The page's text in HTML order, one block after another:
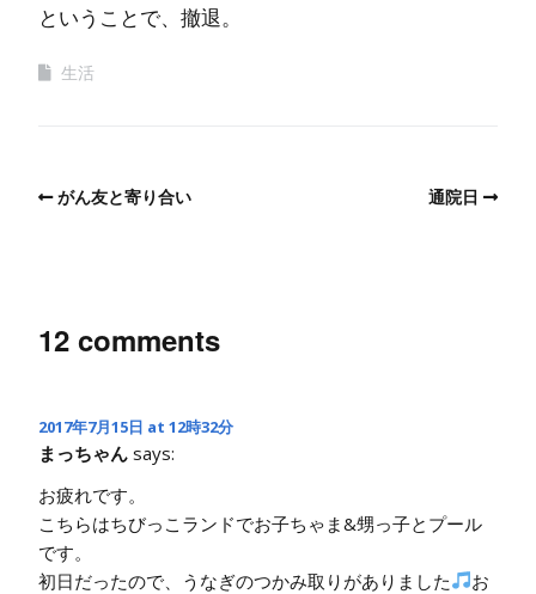
ということで、撤退。
生活
がん友と寄り合い 通院日
12 comments
2017年7月15日 at 12時32分
まっちゃん says:
お疲れです。
こちらはちびっこランドでお子ちゃま&甥っ子とプール
です。
初日だったので、うなぎのつかみ取りがありました
お